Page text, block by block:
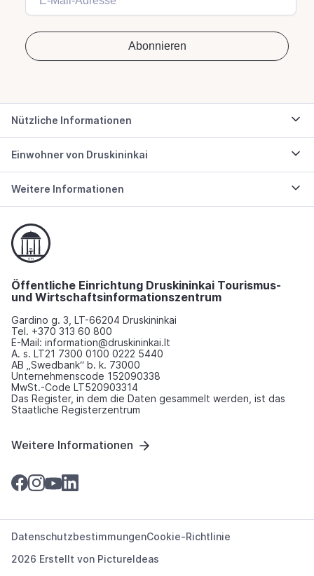
Nützliche Informationen
Einwohner von Druskininkai
Weitere Informationen
Öffentliche Einrichtung Druskininkai Tourismus-
und Wirtschaftsinformationszentrum
Gardino g. 3, LT-66204 Druskininkai
Tel. +370 313 60 800
E-Mail: information@druskininkai.lt
A. s. LT21 7300 0100 0222 5440
AB „Swedbank“ b. k. 73000
Unternehmenscode 152090338
MwSt.-Code LT520903314
Das Register, in dem die Daten gesammelt werden, ist das
Staatliche Registerzentrum
Weitere Informationen
2026 Erstellt von PictureIdeas
DatenschutzbestimmungenCookie-Richtlinie